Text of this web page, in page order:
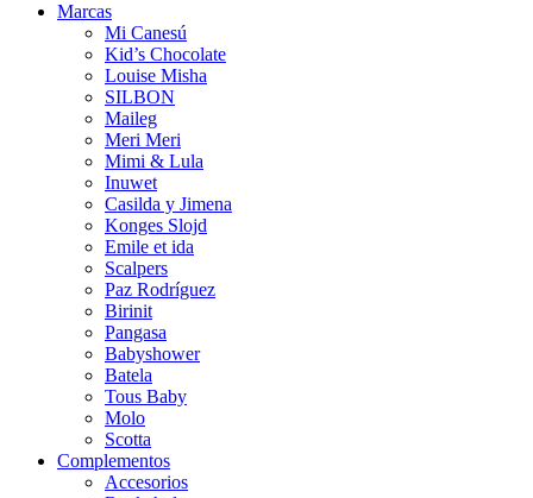
Marcas
Mi Canesú
Kid’s Chocolate
Louise Misha
SILBON
Maileg
Meri Meri
Mimi & Lula
Inuwet
Casilda y Jimena
Konges Slojd
Emile et ida
Scalpers
Paz Rodríguez
Birinit
Pangasa
Babyshower
Batela
Tous Baby
Molo
Scotta
Complementos
Accesorios